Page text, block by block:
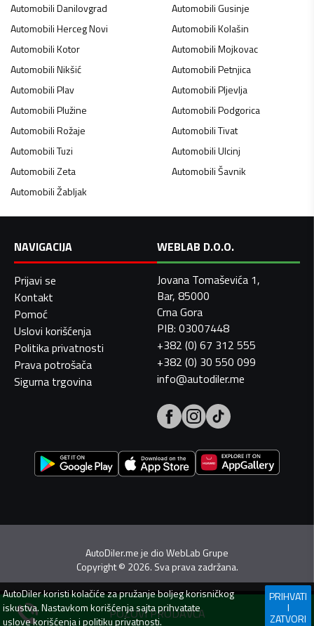
POZOVI PRODAVCA
AutomobiliDanilovgrad AutomobiliGusinje
AutomobiliHerceg Novi AutomobiliKolašin
AutomobiliKotor AutomobiliMojkovac
AutomobiliNikšić AutomobiliPetnjica
AutomobiliPlav AutomobiliPljevlja
AutomobiliPlužine AutomobiliPodgorica
AutomobiliRožaje AutomobiliTivat
AutomobiliTuzi AutomobiliUlcinj
AutomobiliZeta AutomobiliŠavnik
AutomobiliŽabljak
NAVIGACIJA
Prijavi se
Kontakt
Pomoć
Uslovi korišćenja
Politika privatnosti
Prava potrošača
Sigurna trgovina
WEBLAB D.O.O.
Jovana Tomaševića 1,
Bar, 85000
Crna Gora
PIB: 03007448
+382 (0) 67 312 555
+382 (0) 30 550 099
info@autodiler.me
AutoDiler.me je dioWebLab Grupe
Copyright© 2026. Sva prava zadržana.
AutoDilerkoristi kolačiće za pružanje boljeg korisničkog
iskustva. Nastavkom korišćenja sajta prihvatate
uslove korišćenjaipolitiku privatnosti.
PRIHVATI
I
ZATVORI